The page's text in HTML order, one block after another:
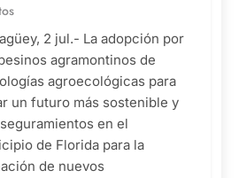
2 jul.- La adopción por
agramontinos de
agroecológicas para
un futuro más sostenible y
en el
de Florida para la
de nuevos